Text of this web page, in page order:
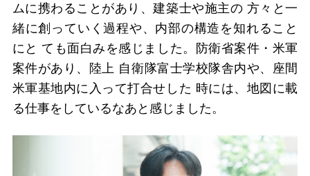
ムに携わることがあり、建築士や施主の 方々と一
緒に創っていく過程や、内部の構造を知れること
にと ても面白みを感じました。防衛省案件・米軍
案件があり、陸上 自衛隊富士学校隊舎内や、座間
米軍基地内に入って打合せした 時には、地図に載
る仕事をしているなあと感じました。